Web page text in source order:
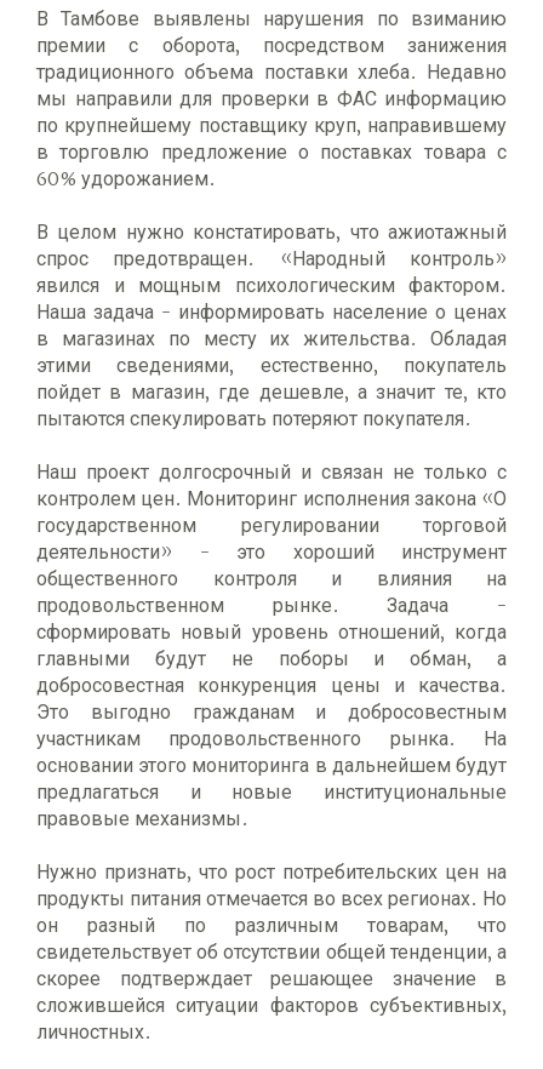
В Тамбове выявлены нарушения по взиманию
премии с оборота, посредством занижения
традиционного объема поставки хлеба. Недавно
мы направили для проверки в ФАС информацию
по крупнейшему поставщику круп, направившему
в торговлю предложение о поставках товара с
60% удорожанием.
В целом нужно констатировать, что ажиотажный
спрос предотвращен. «Народный контроль»
явился и мощным психологическим фактором.
Наша задача - информировать население о ценах
в магазинах по месту их жительства. Обладая
этими сведениями, естественно, покупатель
пойдет в магазин, где дешевле, а значит те, кто
пытаются спекулировать потеряют покупателя.
Наш проект долгосрочный и связан не только с
контролем цен. Мониторинг исполнения закона «О
государственном регулировании торговой
деятельности» - это хороший инструмент
общественного контроля и влияния на
продовольственном рынке. Задача -
сформировать новый уровень отношений, когда
главными будут не поборы и обман, а
добросовестная конкуренция цены и качества.
Это выгодно гражданам и добросовестным
участникам продовольственного рынка. На
основании этого мониторинга в дальнейшем будут
предлагаться и новые институциональные
правовые механизмы.
Нужно признать, что рост потребительских цен на
продукты питания отмечается во всех регионах. Но
он разный по различным товарам, что
свидетельствует об отсутствии общей тенденции, а
скорее подтверждает решающее значение в
сложившейся ситуации факторов субъективных,
личностных.